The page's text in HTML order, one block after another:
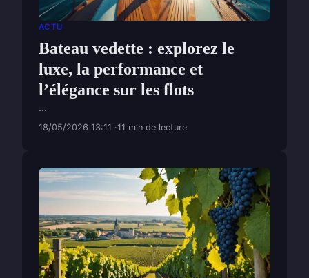
ACTU
Bateau vedette : explorez le
luxe, la performance et
l’élégance sur les flots
...
18/05/2026 13:11 11 min de lecture